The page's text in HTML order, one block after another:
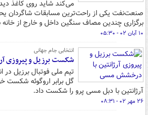
می‌کند شاید روی کاغذ
صنعت‌نفت یکی از راحت‌ترین مسابقات شاگردان
برگزاری چندین مصاف سنگین داخل و خارج از خانه
۱۰ آبان ۰۲ - ۰۵:۳۰
انتخابی جام جهانی
شکست برزیل و پیروزی
تیم ملی فوتبال برزیل در
گل برابر اروگوئه شکست
آرژانتین با دبل مسی پرو را شکست داد.
۲۶ مهر ۰۲ - ۰۸:۳۱